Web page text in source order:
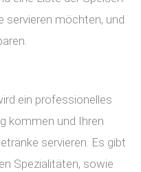
servieren möchten, und
ein professionelles
kommen und Ihren
servieren. Es gibt
Spezialitäten, sowie